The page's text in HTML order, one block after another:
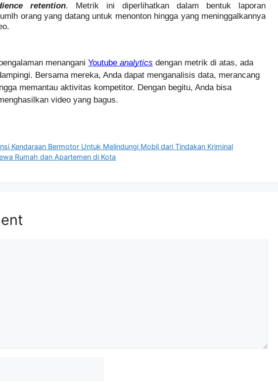
retention. Metrik ini diperlihatkan dalam bentuk laporan
orang yang datang untuk menonton hingga yang meninggalkannya
menangani Youtube analytics dengan metrik di atas, ada
Bersama mereka, Anda dapat menganalisis data, merancang
memantau aktivitas kompetitor. Dengan begitu, Anda bisa
video yang bagus.
Kendaraan Bermotor Untuk Melindungi Mobil dari Tindakan Kriminal
Rumah dan Apartemen di Kota